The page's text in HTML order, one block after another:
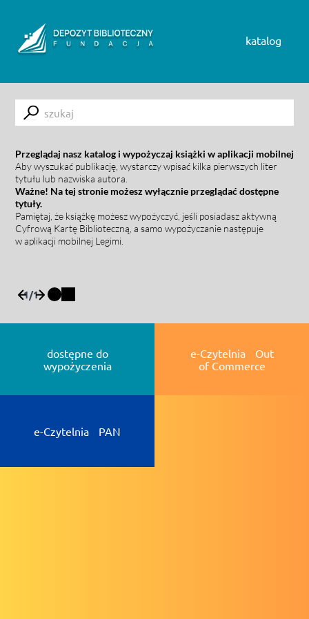
katalog
Submit
Przeglądaj nasz katalog i wypożyczaj książki w aplikacji mobilnej
Aby wyszukać publikację, wystarczy wpisać kilka pierwszych liter
tytułu lub nazwiska autora.
Ważne! Na tej stronie możesz wyłącznie przeglądać dostępne
tytuły.
Pamiętaj, że książkę możesz wypożyczyć, jeśli posiadasz aktywną
Cyfrową Kartę Biblioteczną, a samo wypożyczanie następuje
w aplikacji mobilnej Legimi.
1/1
dostępne do
wypożyczenia
e-Czytelnia Out
of Commerce
e-Czytelnia PAN